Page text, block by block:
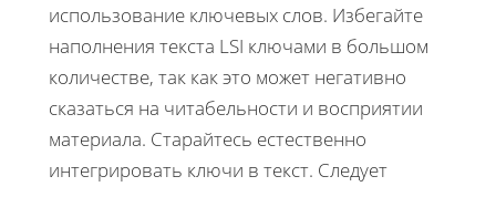
использование ключевых слов. Избегайте
наполнения текста LSI ключами в большом
количестве, так как это может негативно
сказаться на читабельности и восприятии
материала. Старайтесь естественно
интегрировать ключи в текст. Следует